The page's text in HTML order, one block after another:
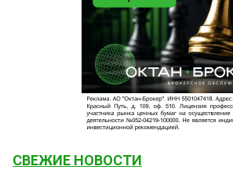
СВЕЖИЕ НОВОСТИ